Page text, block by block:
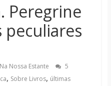
Peregrine
peculiares
Na Nossa Estante
5
, Sobre Livros, últimas